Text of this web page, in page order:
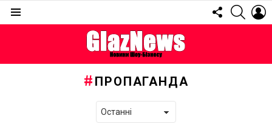
FOLLOW
US
ПРОПАГАНДА